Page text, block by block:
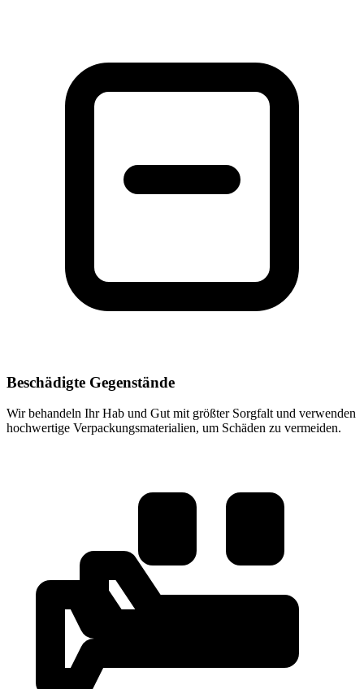
Beschädigte Gegenstände
Wir behandeln Ihr Hab und Gut mit größter Sorgfalt und verwenden
hochwertige Verpackungsmaterialien, um Schäden zu vermeiden.